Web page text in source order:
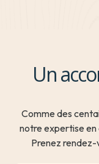
Un
Comme des
notre expertise en
Prenez rendez-